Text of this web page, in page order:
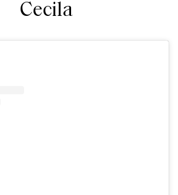
Cecila